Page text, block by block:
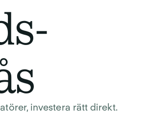
investera rätt direkt.